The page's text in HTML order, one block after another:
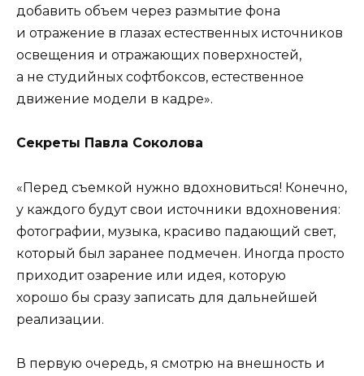
добавить объем через размытие фона
и отражение в глазах естественных источников
освещения и отражающих поверхностей,
а не студийных софтбоксов, естественное
движение модели в кадре».
Секреты Павла Соколова
«Перед съемкой нужно вдохновиться! Конечно,
у каждого будут свои источники вдохновения:
фотографии, музыка, красиво падающий свет,
который был заранее подмечен. Иногда просто
приходит озарение или идея, которую
хорошо бы сразу записать для дальнейшей
реализации.
В первую очередь, я смотрю на внешность и